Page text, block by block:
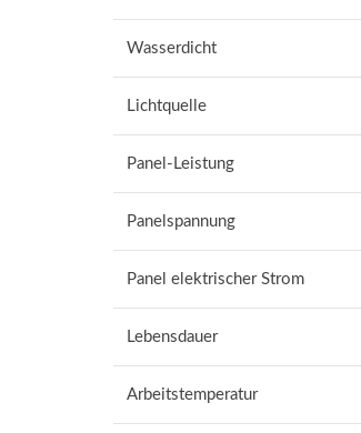
Wasserdicht
Lichtquelle
Panel-Leistung
Panelspannung
Panel elektrischer Strom
Lebensdauer
Arbeitstemperatur